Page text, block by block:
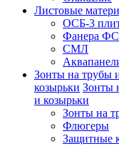
Листовые
ОСБ-3
Фанера
СМЛ
Зонты на трубы
козырьки Зонты
и козырьки
Зонты на
Флюгеры
Защитные